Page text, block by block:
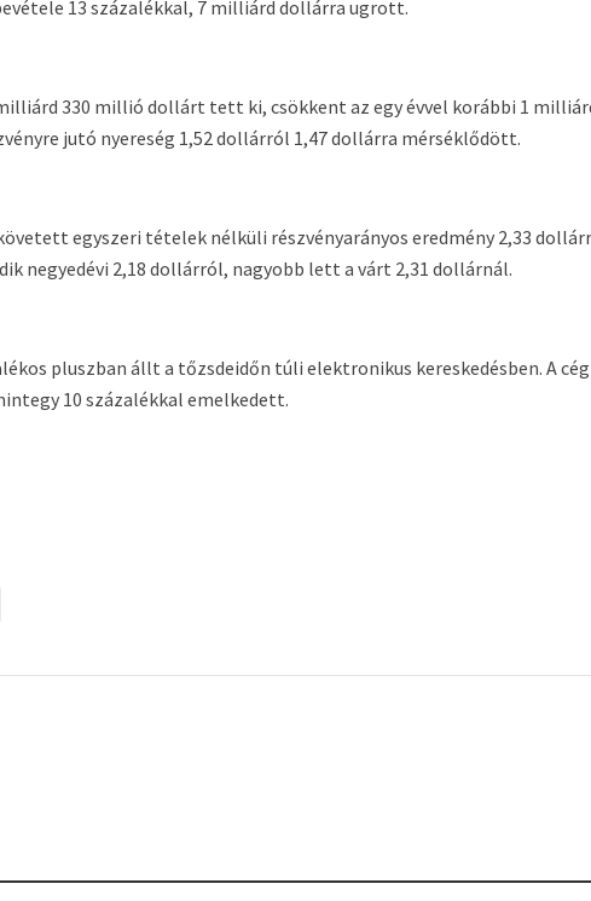
13 százalékkal, 7 milliárd dollárra ugrott.
330 millió dollárt tett ki, csökkent az egy évvel korábbi 1
jutó nyereség 1,52 dollárról 1,47 dollárra mérséklődött.
egyszeri tételek nélküli részvényarányos eredmény 2,33
negyedévi 2,18 dollárról, nagyobb lett a várt 2,31 dollárnál.
pluszban állt a tőzsdeidőn túli elektronikus kereskedésben. A cég
10 százalékkal emelkedett.